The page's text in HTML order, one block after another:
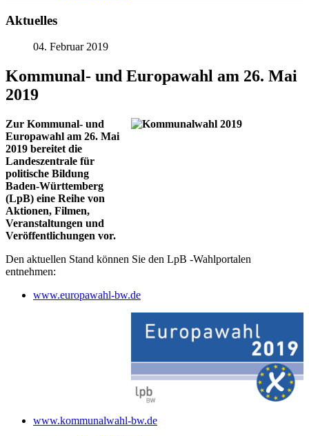
Aktuelles
04. Februar 2019
Kommunal- und Europawahl am 26. Mai
2019
Zur Kommunal- und
Europawahl am 26. Mai
2019 bereitet die
Landeszentrale für
politische Bildung
Baden-Württemberg
(LpB) eine Reihe von
Aktionen, Filmen,
Veranstaltungen und
Veröffentlichungen vor.
Den aktuellen Stand können Sie den LpB -Wahlportalen
entnehmen:
www.europawahl-bw.de
www.kommunalwahl-bw.de